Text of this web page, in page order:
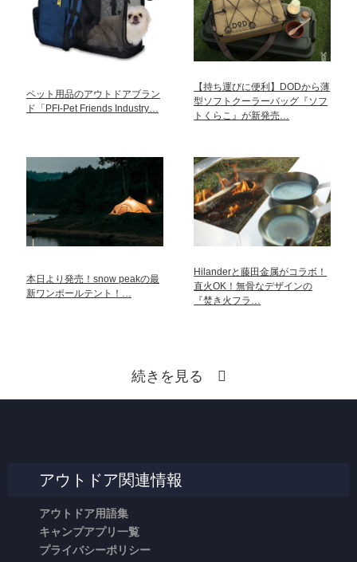
ペット用品のアウトドアブラン
ド「PFI-Pet Friends Industry…
【持ち運びに便利】DODから薄
型ソフトクーラーバッグ『ソフ
トくらこ』が新発売…
本日より発売！snow peakの最
新ワンポールテント！…
Hilanderと藤田金属がコラボ！
直火OK！無骨なデザインの
『焚き火フラ…
続きを見る
アウトドア関連情報
アウトドア用語集
キャンプアプリ一覧
プライバシーポリシー